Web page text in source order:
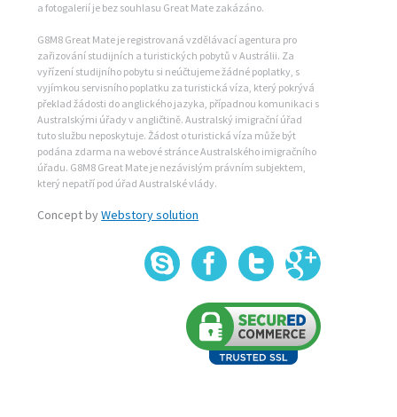
a fotogalerií je bez souhlasu Great Mate zakázáno.
G8M8 Great Mate je registrovaná vzdělávací agentura pro
zařizování studijních a turistických pobytů v Austrálii. Za
vyřízení studijního pobytu si neúčtujeme žádné poplatky, s
vyjímkou servisního poplatku za turistická víza, který pokrývá
překlad žádosti do anglického jazyka, případnou komunikaci s
Australskými úřady v angličtině. Australský imigrační úřad
tuto službu neposkytuje. Žádost o turistická víza může být
podána zdarma na webové stránce Australského imigračního
úřadu. G8M8 Great Mate je nezávislým právním subjektem,
který nepatří pod úřad Australské vlády.
Concept byWebstory solution
+